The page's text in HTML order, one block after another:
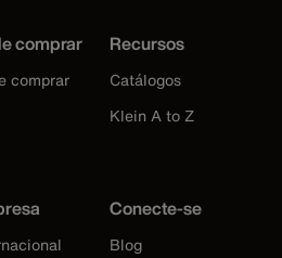
comprar
comprar
Recursos
Catálogos
Klein A to Z
Conecte-se
Blog